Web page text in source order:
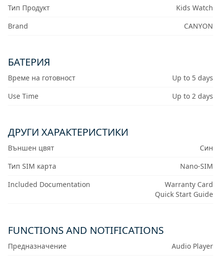
Тип Продукт
Kids Watch
Brand
CANYON
БАТЕРИЯ
Време на готовност
Up to 5 days
Use Time
Up to 2 days
ДРУГИ ХАРАКТЕРИСТИКИ
Външен цвят
Син
Тип SIM карта
Nano-SIM
Included Documentation
Warranty Card
Quick Start Guide
FUNCTIONS AND NOTIFICATIONS
Предназначение Audio Player